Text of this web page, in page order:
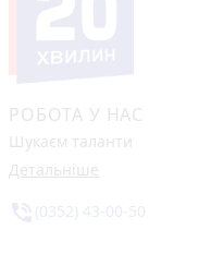
РОБОТА У НАС
Шукаєм таланти
Детальніше